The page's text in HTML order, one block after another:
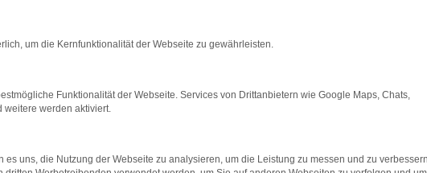
Network Error
ist ein Fehler aufgetreten.
paar Tipps, die dir helfen können:
deine Firewall und deine Internetverbindung.
Webseiten, zum Beispiel deine Suchmaschine?
um die Kernfunktionalität der Webseite zu gewährleisten.
Funktionalität der Webseite. Services von Drittanbietern wie Google Maps, Chats,
weitere werden aktiviert.
es uns, die Nutzung der Webseite zu analysieren, um die Leistung zu messen und zu